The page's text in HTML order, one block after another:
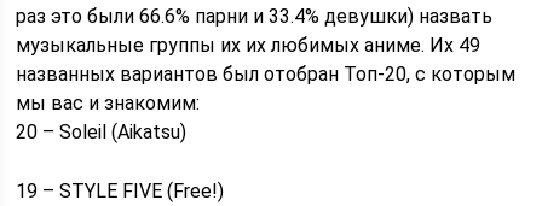
раз это были 66.6% парни и 33.4% девушки) назвать
музыкальные группы их их любимых аниме. Их 49
названных вариантов был отобран Топ-20, с которым
мы вас и знакомим:
20 – Soleil (Aikatsu)
19 – STYLE FIVE (Free!)